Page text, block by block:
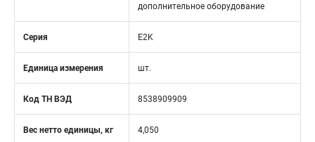
дополнительное оборудование
Серия E2K
Единица измерения шт.
Код ТН ВЭД 8538909909
Вес нетто единицы, кг 4,050